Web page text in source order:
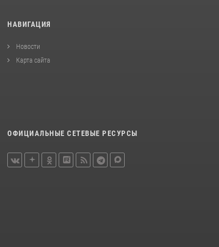
НАВИГАЦИЯ
Новости
Карта сайта
ОФИЦИАЛЬНЫЕ СЕТЕВЫЕ РЕСУРСЫ